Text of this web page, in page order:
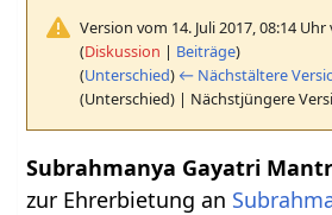
Version vom 14. Juli 2017, 08:14
(Diskussion | Beiträge)
(Unterschied) ← Nächstältere
(Unterschied) | Nächstjüngere
Subrahmanya Gayatri
zur Ehrerbietung an